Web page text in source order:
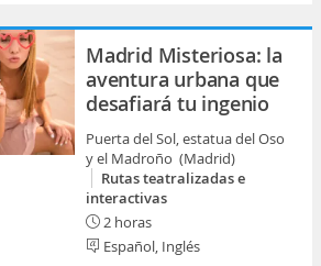
Madrid Misteriosa: la
aventura urbana que
desafiará tu ingenio
Puerta del Sol, estatua del Oso
y el Madroño (Madrid)
Rutas teatralizadas e
interactivas
2 horas
Español, Inglés